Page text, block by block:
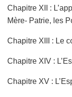
Chapitre XII :
Mère- Patrie, les
Chapitre XIII : Le
Chapitre XIV :
Chapitre XV :